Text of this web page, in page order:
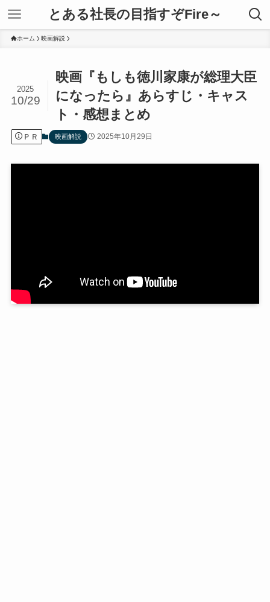
とある社長の目指すぞFire～
ホーム 映画解説
映画『もしも徳川家康が総理大臣
になったら』あらすじ・キャス
ト・感想まとめ
2025
10/29
ＰＲ 映画解説 2025年10月29日